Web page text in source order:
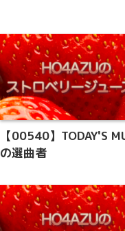
【00540】TODAY'S
の選曲者